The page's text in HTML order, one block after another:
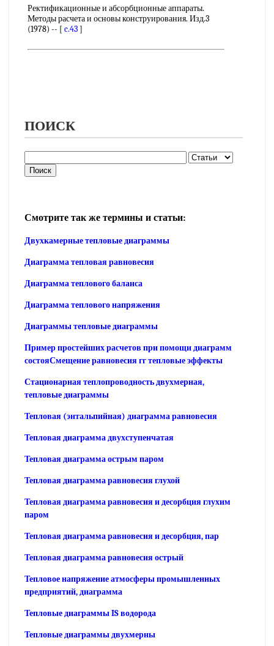
Ректификационные и абсорбционные аппараты.
Методы расчета и основы конструирования. Изд.3
(1978) -- [ c.43]
ПОИСК
Смотрите так же термины и статьи:
Двухкамерные тепловые диаграммы
Диаграмма тепловая равновесия
Диаграмма теплового баланса
Диаграмма теплового напряжения
Диаграммы тепловые диаграммы
Пример простейших расчетов при помощи диаграмм
состояСмещение равновесия гг тепловые эффекты
Стационарная теплопроводность двухмерная,
тепловые диаграммы
Тепловая (энтальпийная) диаграмма равновесия
Тепловая диаграмма двухступенчатая
Тепловая диаграмма острым паром
Тепловая диаграмма равновесия глухой
Тепловая диаграмма равновесия и десорбция глухим
паром
Тепловая диаграмма равновесия и десорбция, пар
Тепловая диаграмма равновесия острый
Тепловое напряжение атмосферы промышленных
предприятий, диаграмма
Тепловые диаграммы IS водорода
Тепловые диаграммы двухмерны